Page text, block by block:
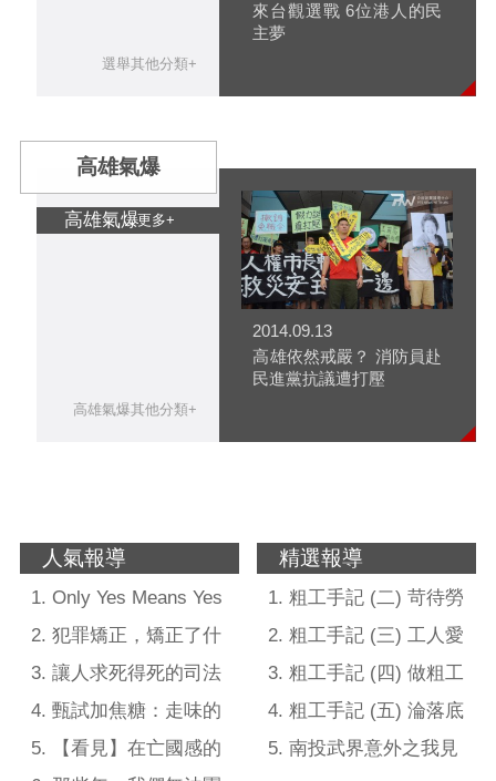
選舉其他分類+
來台觀選戰 6位港人的民
主夢
高雄氣爆
高雄氣爆更多+
高雄氣爆其他分類+
2014.09.13
高雄依然戒嚴？ 消防員赴
民進黨抗議遭打壓
人氣報導
Only Yes Means Yes
~ 關於積極同意模式的
16個Q/A
犯罪矯正，矯正了什
麼── 談冤案無辜者無
法「矯正」的心理處境
讓人求死得死的司法
體制：我看《第三度殺
人》與李宏基案
甄試加焦糖：走味的
專業領域卓越表現入學
標準
【看見】在亡國感的
陰影面
精選報導
粗工手記 (二) 苛待勞
工的業者照拿政府標案
粗工手記 (三) 工人愛
喝酒精性飲料？工地文
化、工作環境及工人健
康
粗工手記 (四) 做粗工
的都是哪些人？
粗工手記 (五) 淪落底
層做粗工 全怪自己不努
力？
南投武界意外之我見